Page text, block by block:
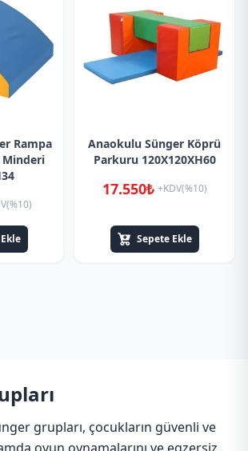
Rampa
Anaokulu Sünger Köprü
Parkuru 120X120XH60
17.550₺ +KDV(%10)
Sepete Ekle
grupları, çocukların güvenli ve